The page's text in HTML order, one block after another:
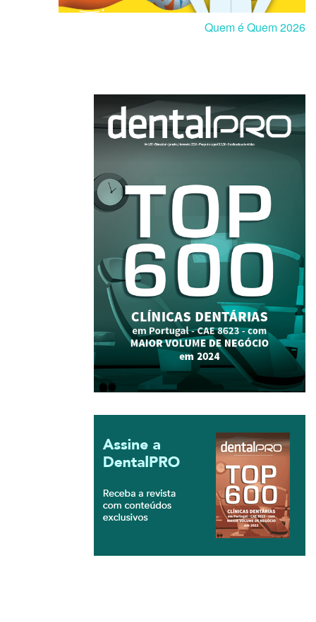
Quem é Quem 2026